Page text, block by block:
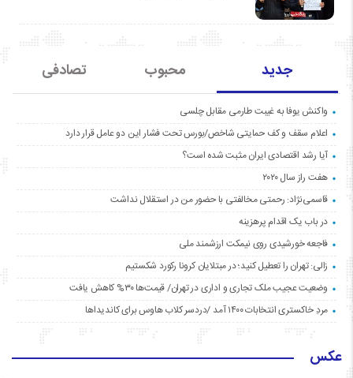
جدید محبوب تصادفی
واکنش یوفا به غیبت طارمی مقابل چلسی
اعلام سقف و کف حمایتی شاخص/بورس تحت فشار این دو عامل قرار دارد
آیا رشد اقتصادی ایران مثبت شده است؟
هفت راز سال ۲۰۲۰
قاسمی‌نژاد: رحمتی مخالفتی با حضور من در استقلال نداشت
در باب یک اقدام پرهزینه
فاجعه خورشیدی روی نیمکت ارزشمند ملی
زالی: تهران را تعطیل کنید؛ در مبتلایان کرونا رکورد شکستیم
وضعیت عجیب ملک تجاری و اداری در تهران/ قیمت‌ها ۳۰% کاهش یافت
مردِ خاکستری انتخابات ۱۴۰۰ آمد /دردسر کلاب هاوس برای کاندیداها
عکس